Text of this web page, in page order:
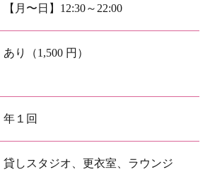
【月〜日】12:30～22:00
あり（1,500 円）
年１回
貸しスタジオ、更衣室、ラウンジ